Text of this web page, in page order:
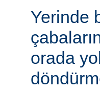
Yerinde
orada